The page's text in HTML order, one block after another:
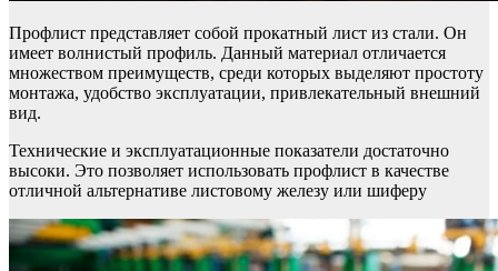
Профлист представляет собой прокатный лист из стали. Он
имеет волнистый профиль. Данный материал отличается
множеством преимуществ, среди которых выделяют простоту
монтажа, удобство эксплуатации, привлекательный внешний
вид.
Технические и эксплуатационные показатели достаточно
высоки. Это позволяет использовать профлист в качестве
отличной альтернативе листовому железу или шиферу